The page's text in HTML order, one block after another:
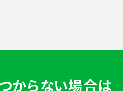
からない場合は